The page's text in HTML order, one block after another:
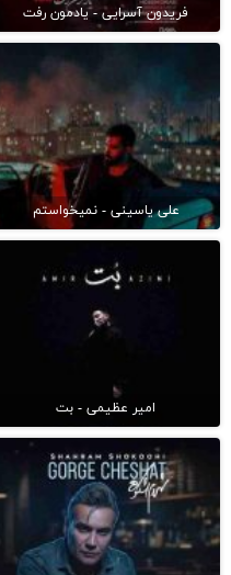
فریدون آسرایی - یادمون رفت
علی یاسینی - نمیخواستم
امیر عظیمی - بت